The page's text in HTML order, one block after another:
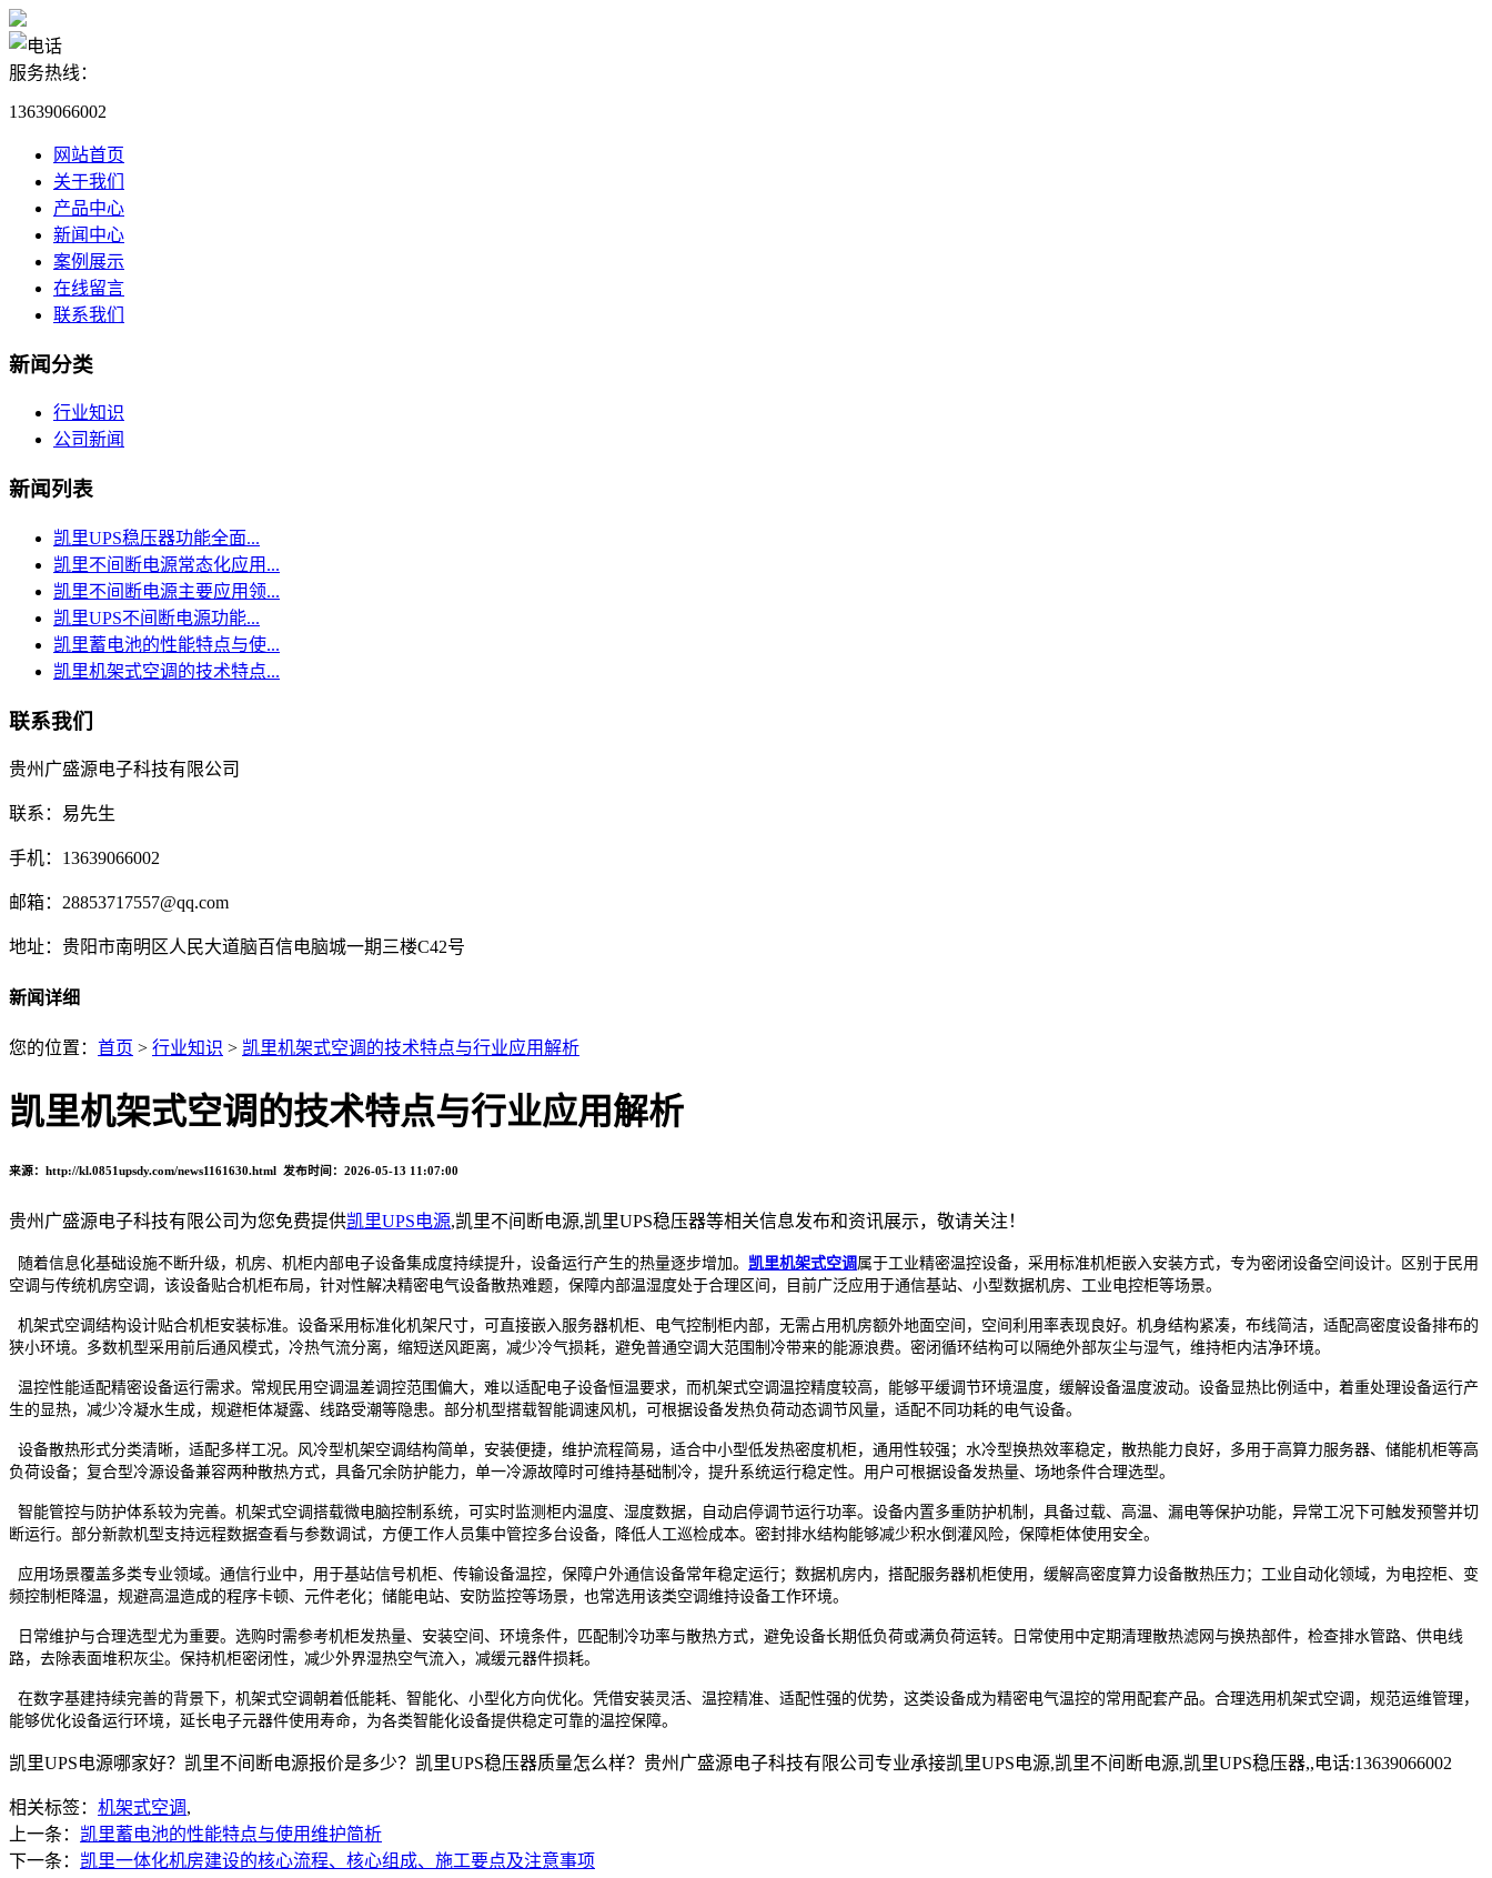
服务热线：
13639066002
网站首页
关于我们
产品中心
新闻中心
案例展示
在线留言
联系我们
新闻分类
行业知识
公司新闻
新闻列表
凯里UPS稳压器功能全面...
凯里不间断电源常态化应用...
凯里不间断电源主要应用领...
凯里UPS不间断电源功能...
凯里蓄电池的性能特点与使...
凯里机架式空调的技术特点...
联系我们
贵州广盛源电子科技有限公司
联系：易先生
手机：13639066002
邮箱：28853717557@qq.com
地址：贵阳市南明区人民大道脑百信电脑城一期三楼C42号
新闻详细
您的位置： 首页 > 行业知识 > 凯里机架式空调的技术特点与行业应用解析
凯里机架式空调的技术特点与行业应用解析
来源：http://kl.0851upsdy.com/news1161630.html 发布时间：2026-05-13 11:07:00
贵州广盛源电子科技有限公司为您免费提供凯里UPS电源,凯里不间断电源,凯里UPS稳压器等相关信息发布和资讯展示，敬请关注！
随着信息化基础设施不断升级，机房、机柜内部电子设备集成度持续提升，设备运行产生的热量逐步增加。 凯里机架式空调 属于工业精密温控设备，采用标准机柜嵌入安装方式，专为密闭设备空间设计。区别于民用
空调与传统机房空调，该设备贴合机柜布局，针对性解决精密电气设备散热难题，保障内部温湿度处于合理区间，目前广泛应用于通信基站、小型数据机房、工业电控柜等场景。
机架式空调结构设计贴合机柜安装标准。设备采用标准化机架尺寸，可直接嵌入服务器机柜、电气控制柜内部，无需占用机房额外地面空间，空间利用率表现良好。机身结构紧凑，布线简洁，适配高密度设备排布的
狭小环境。多数机型采用前后通风模式，冷热气流分离，缩短送风距离，减少冷气损耗，避免普通空调大范围制冷带来的能源浪费。密闭循环结构可以隔绝外部灰尘与湿气，维持柜内洁净环境。
温控性能适配精密设备运行需求。常规民用空调温差调控范围偏大，难以适配电子设备恒温要求，而机架式空调温控精度较高，能够平缓调节环境温度，缓解设备温度波动。设备显热比例适中，着重处理设备运行产
生的显热，减少冷凝水生成，规避柜体凝露、线路受潮等隐患。部分机型搭载智能调速风机，可根据设备发热负荷动态调节风量，适配不同功耗的电气设备。
设备散热形式分类清晰，适配多样工况。风冷型机架空调结构简单，安装便捷，维护流程简易，适合中小型低发热密度机柜，通用性较强；水冷型换热效率稳定，散热能力良好，多用于高算力服务器、储能机柜等高
负荷设备；复合型冷源设备兼容两种散热方式，具备冗余防护能力，单一冷源故障时可维持基础制冷，提升系统运行稳定性。用户可根据设备发热量、场地条件合理选型。
智能管控与防护体系较为完善。机架式空调搭载微电脑控制系统，可实时监测柜内温度、湿度数据，自动启停调节运行功率。设备内置多重防护机制，具备过载、高温、漏电等保护功能，异常工况下可触发预警并切
断运行。部分新款机型支持远程数据查看与参数调试，方便工作人员集中管控多台设备，降低人工巡检成本。密封排水结构能够减少积水倒灌风险，保障柜体使用安全。
应用场景覆盖多类专业领域。通信行业中，用于基站信号机柜、传输设备温控，保障户外通信设备常年稳定运行；数据机房内，搭配服务器机柜使用，缓解高密度算力设备散热压力；工业自动化领域，为电控柜、变
频控制柜降温，规避高温造成的程序卡顿、元件老化；储能电站、安防监控等场景，也常选用该类空调维持设备工作环境。
日常维护与合理选型尤为重要。选购时需参考机柜发热量、安装空间、环境条件，匹配制冷功率与散热方式，避免设备长期低负荷或满负荷运转。日常使用中定期清理散热滤网与换热部件，检查排水管路、供电线
路，去除表面堆积灰尘。保持机柜密闭性，减少外界湿热空气流入，减缓元器件损耗。
在数字基建持续完善的背景下，机架式空调朝着低能耗、智能化、小型化方向优化。凭借安装灵活、温控精准、适配性强的优势，这类设备成为精密电气温控的常用配套产品。合理选用机架式空调，规范运维管理，
能够优化设备运行环境，延长电子元器件使用寿命，为各类智能化设备提供稳定可靠的温控保障。
凯里UPS电源哪家好？凯里不间断电源报价是多少？凯里UPS稳压器质量怎么样？贵州广盛源电子科技有限公司专业承接凯里UPS电源,凯里不间断电源,凯里UPS稳压器,,电话:13639066002
相关标签： 机架式空调 ,
上一条： 凯里蓄电池的性能特点与使用维护简析
下一条： 凯里一体化机房建设的核心流程、核心组成、施工要点及注意事项